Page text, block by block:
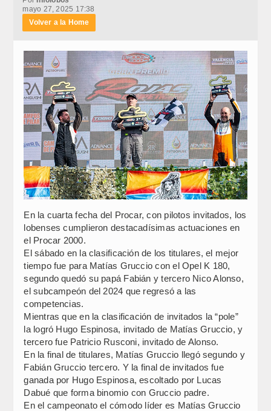
mayo 27, 2025 17:38
Volver a la Home
En la cuarta fecha del Procar, con pilotos invitados, los
lobenses cumplieron destacadísimas actuaciones en
el Procar 2000.
El sábado en la clasificación de los titulares, el mejor
tiempo fue para Matías Gruccio con el Opel K 180,
segundo quedó su papá Fabián y tercero Nico Alonso,
el subcampeón del 2024 que regresó a las
competencias.
Mientras que en la clasificación de invitados la “pole”
la logró Hugo Espinosa, invitado de Matías Gruccio, y
tercero fue Patricio Rusconi, invitado de Alonso.
En la final de titulares, Matías Gruccio llegó segundo y
Fabián Gruccio tercero. Y la final de invitados fue
ganada por Hugo Espinosa, escoltado por Lucas
Dabué que forma binomio con Gruccio padre.
En el campeonato el cómodo líder es Matías Gruccio